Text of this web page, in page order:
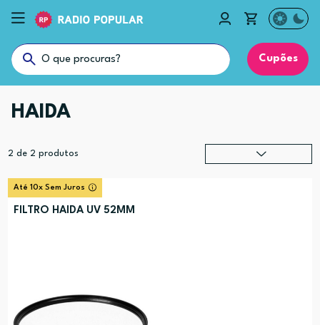
Cupões
HAIDA
2 de 2 produtos
Até 10x Sem Juros
FILTRO HAIDA UV 52MM